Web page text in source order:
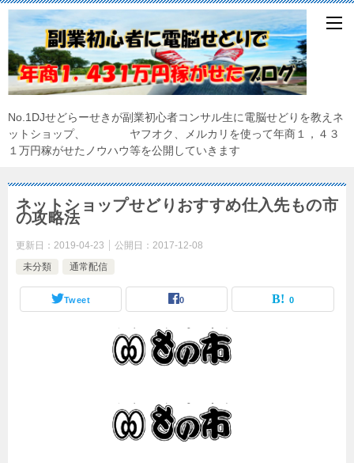
No.1DJせどらーせきが副業初心者コンサル生に電脳せどりを教えネ
ットショップ、 ヤフオク、メルカリを使って年商１，４３
１万円稼がせたノウハウ等を公開していきます
ネットショップせどりおすすめ仕入先もの市
の攻略法
更新日： 2019-04-23 公開日： 2017-12-08
未分類
通常配信
Tweet 0 0